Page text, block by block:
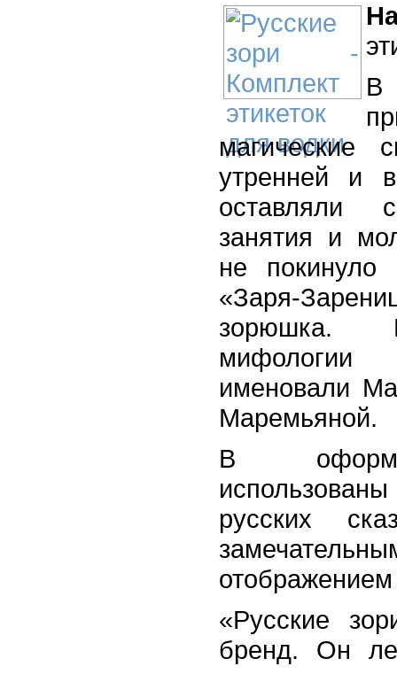
В
магические
утренней и
оставляли
занятия и
не
«Заря-
зорюшка.
именовали
Маремьяной.
В
русских
«Русские
бренд. Он